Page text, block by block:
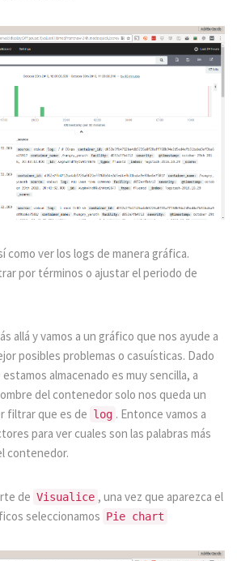
como ver los logs de manera gráfica.
por términos o ajustar el periodo de
allá y vamos a un gráfico que nos ayude a
posibles problemas o casuísticas. Dado
almacenado es muy sencilla, a
del contenedor solo nos queda un
filtrar que es de log . Entonce vamos a
para ver cuales son las palabras más
contenedor.
de Visualice , una vez que aparezca el
seleccionamos Pie chart